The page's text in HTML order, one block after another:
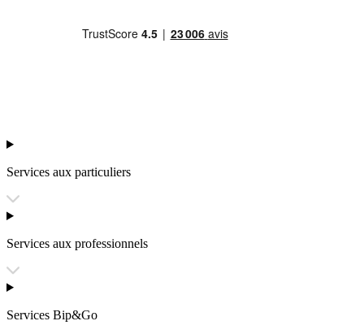
Services aux particuliers
Services aux professionnels
Services Bip&Go